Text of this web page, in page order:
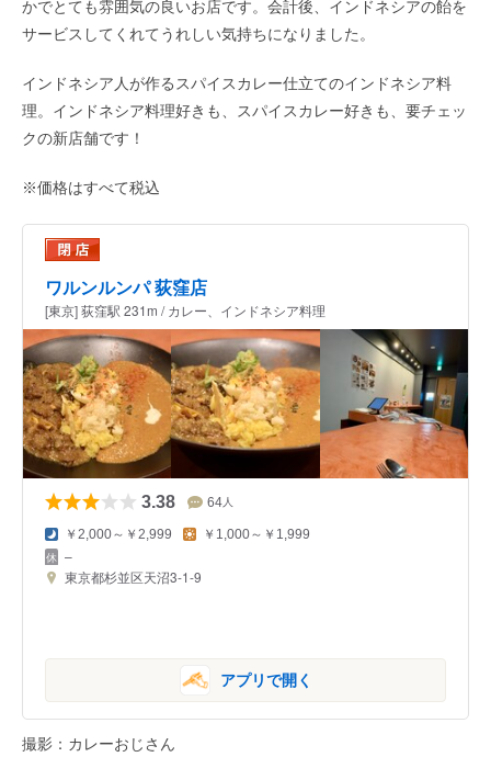
かでとても雰囲気の良いお店です。会計後、インドネシアの飴を
サービスしてくれてうれしい気持ちになりました。
インドネシア人が作るスパイスカレー仕立てのインドネシア料
理。インドネシア料理好きも、スパイスカレー好きも、要チェッ
クの新店舗です！
※価格はすべて税込
ワルンルンパ 荻窪店
[東京] 荻窪駅 231m / カレー、インドネシア料理
3.38 64人
￥2,000～￥2,999 ￥1,000～￥1,999
–
東京都杉並区天沼3-1-9
アプリで開く
撮影：カレーおじさん